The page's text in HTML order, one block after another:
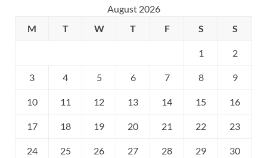
August 2026
M
T W T F S S
1 2
3 4 5 6 7 8 9
10 11 12 13 14 15 16
17 18 19 20 21 22 23
24 25 26 27 28 29 30